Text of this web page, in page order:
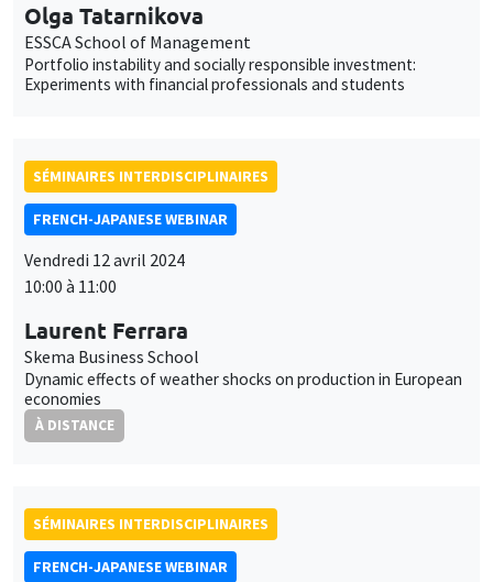
Olga Tatarnikova
ESSCA School of Management
Portfolio instability and socially responsible investment:
Experiments with financial professionals and students
SÉMINAIRES INTERDISCIPLINAIRES
FRENCH-JAPANESE WEBINAR
Vendredi 12 avril 2024
10:00 à 11:00
Laurent Ferrara
Skema Business School
Dynamic effects of weather shocks on production in European
economies
À DISTANCE
SÉMINAIRES INTERDISCIPLINAIRES
FRENCH-JAPANESE WEBINAR
Utilisation
des
données
personnelles
et
cookies
Ce site utilise des cookies et des services tiers pour garantir son bon
fonctionnement, analyser la fréquentation du site et proposer des
personnaliser l’utilisation de ces services. Votre choix pourra être
modifié à tout moment depuis le lien « Gestion des cookies »
accessible en bas de page. Pour en savoir plus, consultez notre
politique de confidentialité
Personnaliser